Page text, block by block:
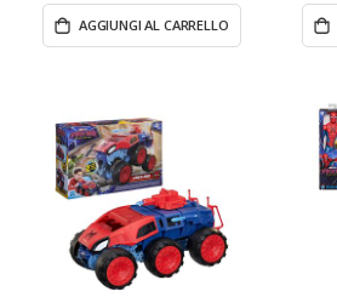
AGGIUNGI AL CARRELLO